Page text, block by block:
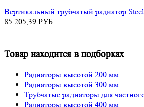
Вертикальный трубчатый радиатор
85 205,39 РУБ
Товар находится в подборках
Радиаторы высотой 200 мм
Радиаторы высотой 300 мм
Трубчатые радиаторы для
Радиаторы высотой 400 мм